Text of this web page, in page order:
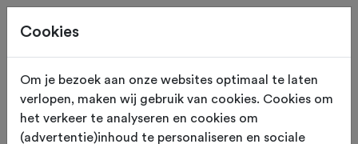
53,0 KM Molenhoek (Limburg)
Cookies
Om je bezoek aan onze websites optimaal te laten
verlopen, maken wij gebruik van cookies. Cookies om
het verkeer te analyseren en cookies om
(advertentie)inhoud te personaliseren en sociale